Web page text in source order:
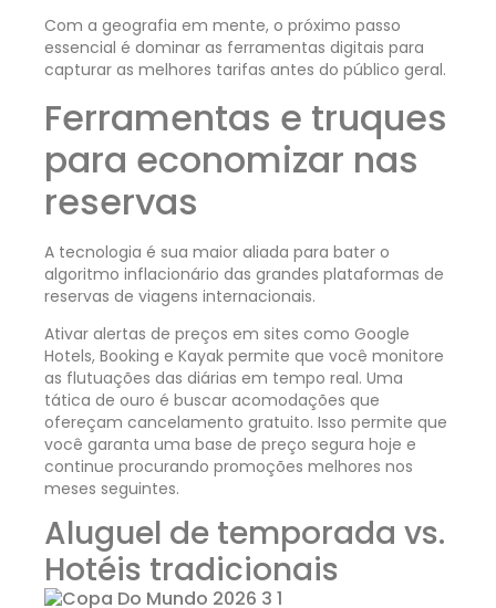
Com a geografia em mente, o próximo passo
essencial é dominar as ferramentas digitais para
capturar as melhores tarifas antes do público geral.
Ferramentas e truques
para economizar nas
reservas
A tecnologia é sua maior aliada para bater o
algoritmo inflacionário das grandes plataformas de
reservas de viagens internacionais.
Ativar alertas de preços em sites como Google
Hotels, Booking e Kayak permite que você monitore
as flutuações das diárias em tempo real. Uma
tática de ouro é buscar acomodações que
ofereçam cancelamento gratuito. Isso permite que
você garanta uma base de preço segura hoje e
continue procurando promoções melhores nos
meses seguintes.
Aluguel de temporada vs.
Hotéis tradicionais